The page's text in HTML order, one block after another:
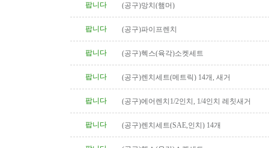
팝니다 (공구)망치(햄머)
팝니다 (공구)파이프렌치
팝니다 (공구)헥스(육각)소켓세트
팝니다 (공구)렌치세트(메트릭) 14개, 새거
팝니다 (공구)에어렌치1/2인치, 1/4인치 레칫새거
팝니다 (공구)렌치세트(SAE,인치) 14개